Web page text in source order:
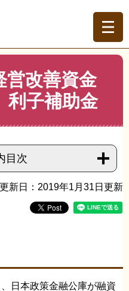
商工振興課 > 小規模事業
利子補助金
営改善資金
利子補助金
目次
更新日：2019年1月31日更新
日本政策金融公庫が融資